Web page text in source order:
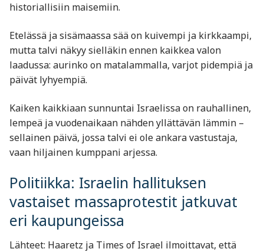
historiallisiin maisemiin.
Etelässä ja sisämaassa sää on kuivempi ja kirkkaampi,
mutta talvi näkyy sielläkin ennen kaikkea valon
laadussa: aurinko on matalammalla, varjot pidempiä ja
päivät lyhyempiä.
Kaiken kaikkiaan sunnuntai Israelissa on rauhallinen,
lempeä ja vuodenaikaan nähden yllättävän lämmin –
sellainen päivä, jossa talvi ei ole ankara vastustaja,
vaan hiljainen kumppani arjessa.
Politiikka: Israelin hallituksen
vastaiset massaprotestit jatkuvat
eri kaupungeissa
Lähteet: Haaretz ja Times of Israel ilmoittavat, että